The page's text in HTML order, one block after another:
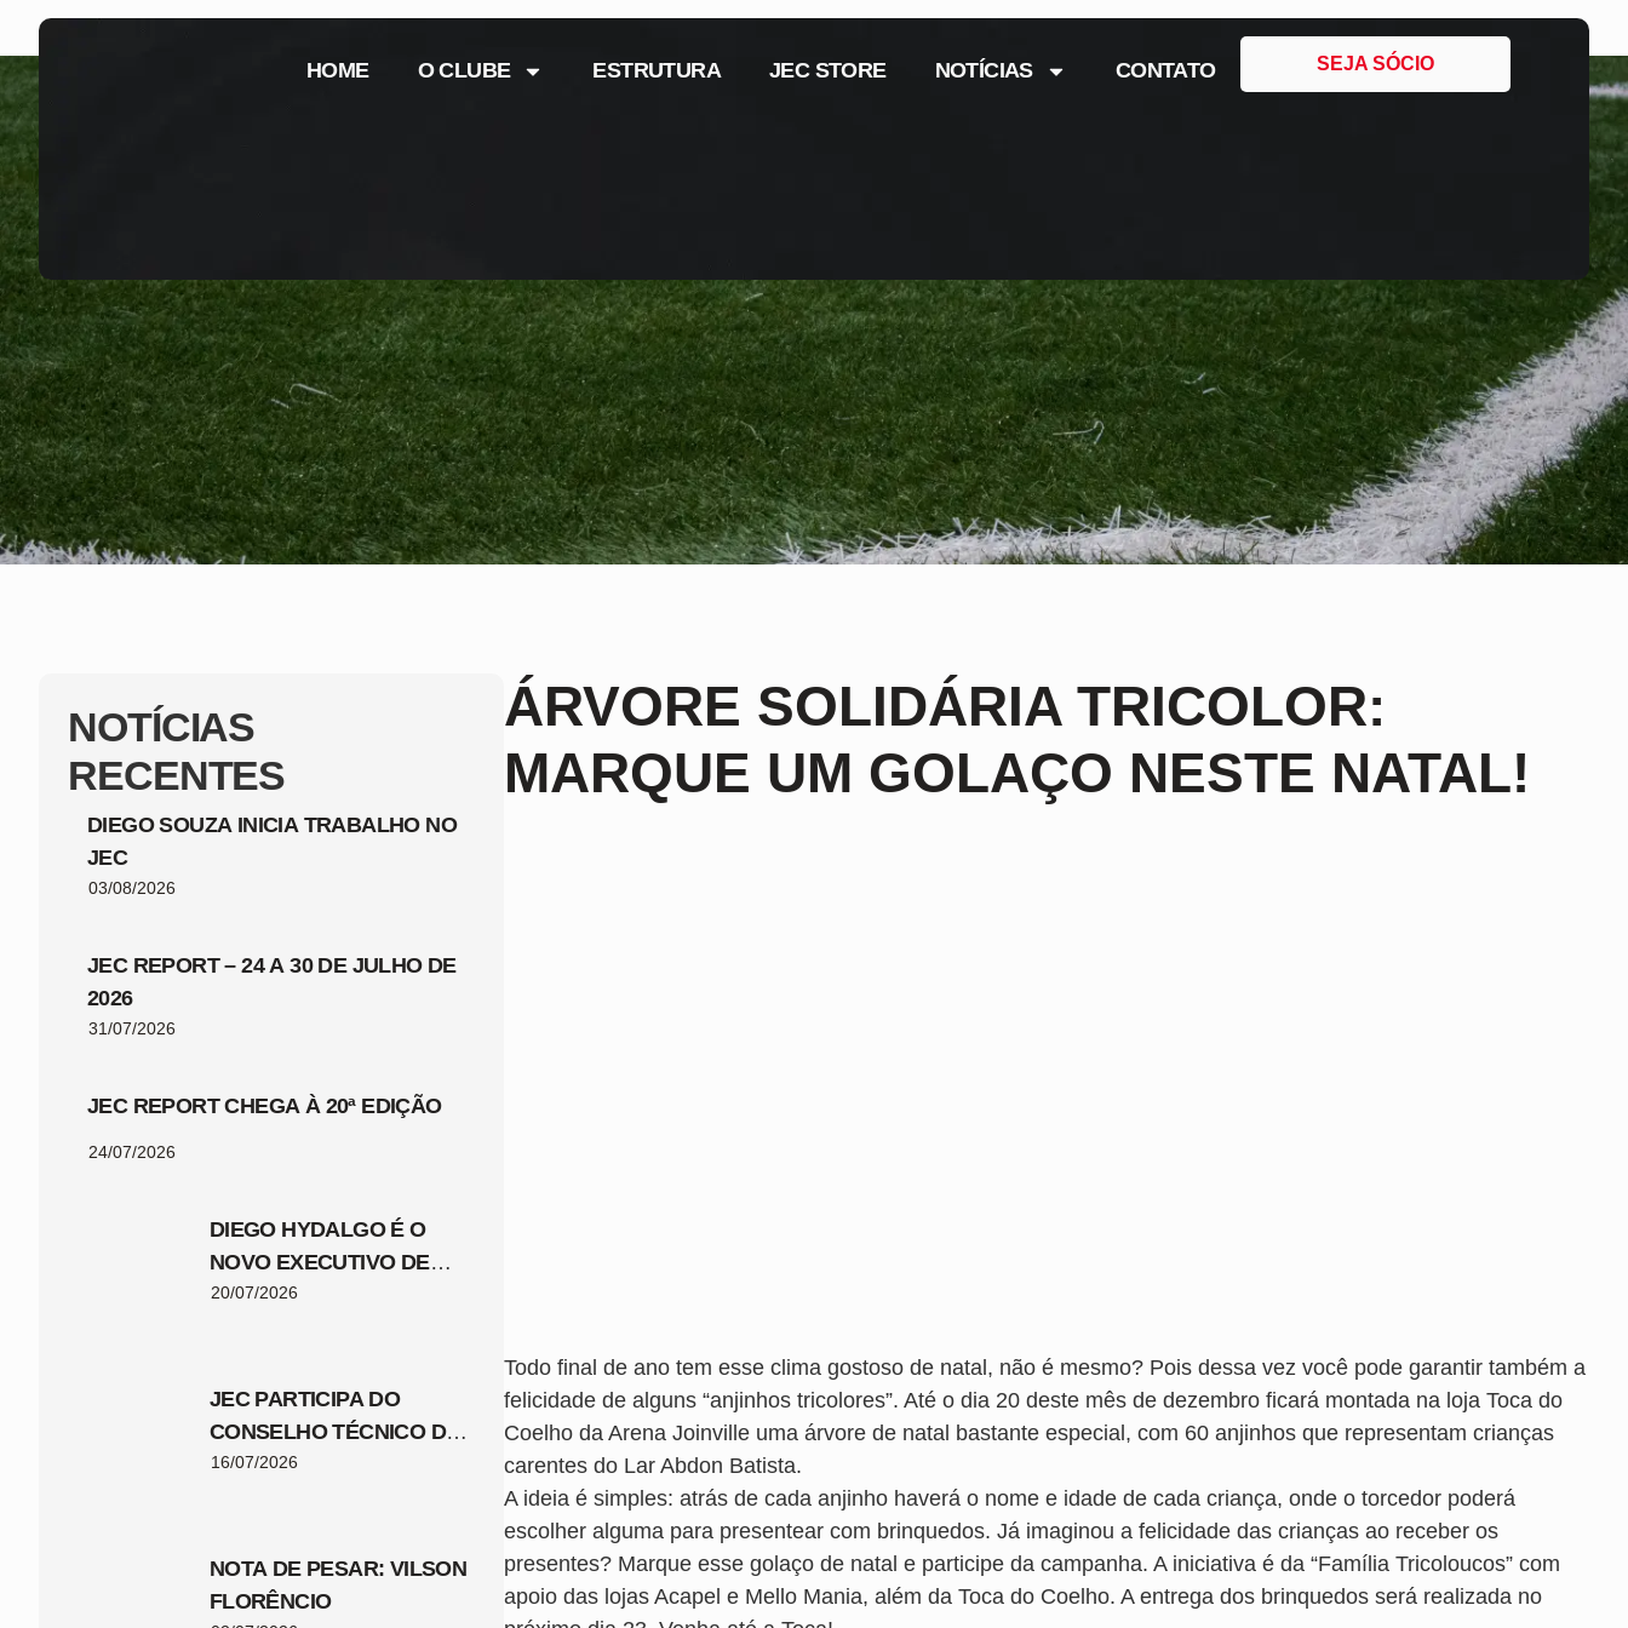
HOME O CLUBE ESTRUTURA JEC STORE NOTÍCIAS CONTATO SEJA SÓCIO
NOTÍCIAS
RECENTES
DIEGO SOUZA INICIA TRABALHO NO
JEC
03/08/2026
JEC REPORT – 24 A 30 DE JULHO DE
2026
31/07/2026
JEC REPORT CHEGA À 20ª EDIÇÃO
24/07/2026
DIEGO HYDALGO É O
NOVO EXECUTIVO DE
FUTEBOL DO JEC
20/07/2026
JEC PARTICIPA DO
CONSELHO TÉCNICO DA
COPA SANTA CATARINA
16/07/2026
NOTA DE PESAR: VILSON
FLORÊNCIO
ÁRVORE SOLIDÁRIA TRICOLOR:
MARQUE UM GOLAÇO NESTE NATAL!
Todo final de ano tem esse clima gostoso de natal, não é mesmo? Pois dessa vez você pode garantir também a
felicidade de alguns “anjinhos tricolores”. Até o dia 20 deste mês de dezembro ficará montada na loja Toca do
Coelho da Arena Joinville uma árvore de natal bastante especial, com 60 anjinhos que representam crianças
carentes do Lar Abdon Batista.
A ideia é simples: atrás de cada anjinho haverá o nome e idade de cada criança, onde o torcedor poderá
escolher alguma para presentear com brinquedos. Já imaginou a felicidade das crianças ao receber os
presentes? Marque esse golaço de natal e participe da campanha. A iniciativa é da “Família Tricoloucos” com
apoio das lojas Acapel e Mello Mania, além da Toca do Coelho. A entrega dos brinquedos será realizada no